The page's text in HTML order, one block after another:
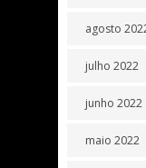
agosto
julho 2022
junho 2022
maio 2022